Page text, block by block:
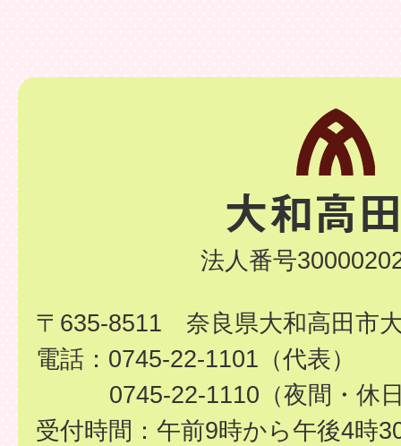
法人番号
〒635-8511 奈良県大和高田市
電話：0745-22-1101（代表）
0745-22-1110（夜間・休
受付時間：午前9時から午後4時